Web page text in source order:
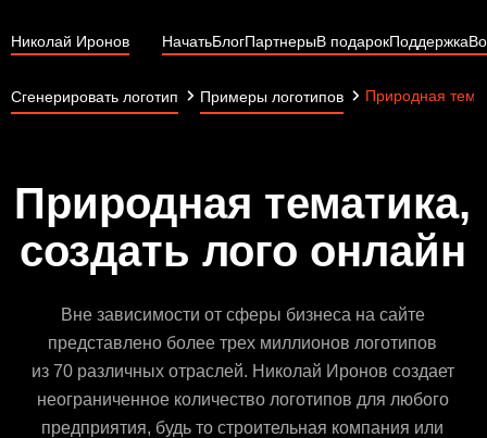
Николай Иронов НачатьБлогПартнерыВ подарокПоддержка
Сгенерировать логотип Примеры логотипов Природная
Природная тематика,
создать лого онлайн
Вне зависимости от сферы бизнеса на сайте
представлено более трех миллионов логотипов
из 70 различных отраслей. Николай Иронов создает
неограниченное количество логотипов для любого
предприятия, будь то строительная компания или